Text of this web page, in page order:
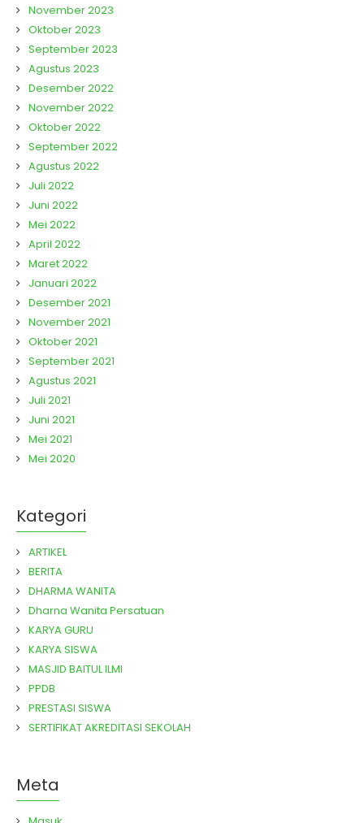
November 2023
Oktober 2023
September 2023
Agustus 2023
Desember 2022
November 2022
Oktober 2022
September 2022
Agustus 2022
Juli 2022
Juni 2022
Mei 2022
April 2022
Maret 2022
Januari 2022
Desember 2021
November 2021
Oktober 2021
September 2021
Agustus 2021
Juli 2021
Juni 2021
Mei 2021
Mei 2020
Kategori
ARTIKEL
BERITA
DHARMA WANITA
Dharna Wanita Persatuan
KARYA GURU
KARYA SISWA
MASJID BAITUL ILMI
PPDB
PRESTASI SISWA
SERTIFIKAT AKREDITASI SEKOLAH
Meta